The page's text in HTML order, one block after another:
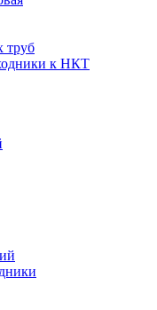
труб
к НКТ